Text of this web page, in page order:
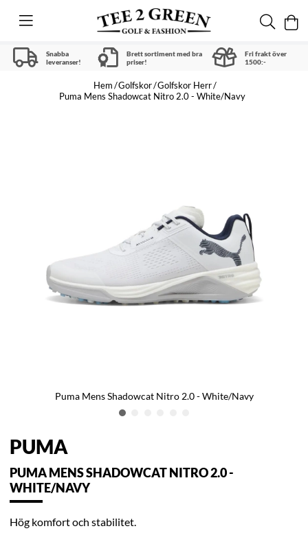
Snabba
leveranser!
Brett sortiment med bra
priser!
Fri frakt över
1500:-
Hem Golfskor Golfskor Herr
Puma Mens Shadowcat Nitro 2.0 - White/Navy
Puma Mens Shadowcat Nitro 2.0 - White/Navy
PUMA
PUMA MENS SHADOWCAT NITRO 2.0 -
WHITE/NAVY
Hög komfort och stabilitet.